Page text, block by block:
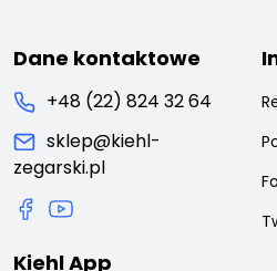
Dane kontaktowe
+48 (22) 824 32 64
sklep@kiehl-
zegarski.pl
Kiehl App